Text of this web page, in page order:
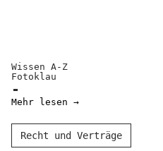
Regionalgruppen
Projekte und
Foundation
Wissen A-Z
Fotoklau
-
Mehr lesen →
Recht und Verträge